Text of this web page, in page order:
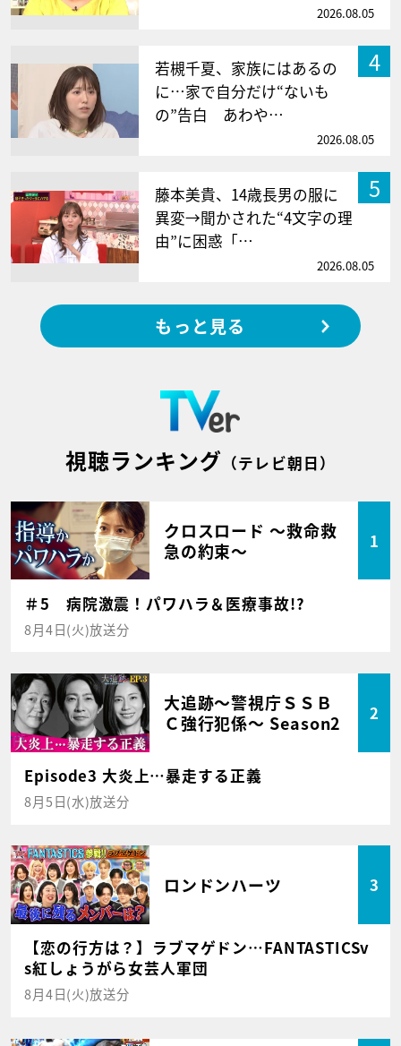
2026.08.05
4
若槻千夏、家族にはあるの
に…家で自分だけ“ないも
の”告白 あわや…
2026.08.05
5
藤本美貴、14歳長男の服に
異変→聞かされた“4文字の理
由”に困惑「…
2026.08.05
もっと見る
視聴ランキング （テレビ朝日）
クロスロード ～救命救
急の約束～
1
＃5 病院激震！パワハラ＆医療事故!?
8月4日(火)放送分
大追跡～警視庁ＳＳＢ
Ｃ強行犯係～ Season2
2
Episode3 大炎上…暴走する正義
8月5日(水)放送分
ロンドンハーツ 3
【恋の行方は？】ラブマゲドン…FANTASTICSv
s紅しょうがら女芸人軍団
8月4日(火)放送分